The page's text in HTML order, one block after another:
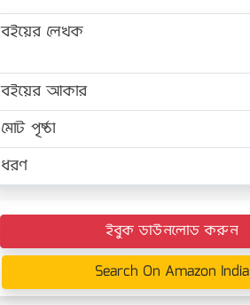
বইয়ের লেখক
বইয়ের আকার
মোট পৃষ্ঠা
ধরণ
ইবুক ডাউনলোড করুন
Search On Amazon India